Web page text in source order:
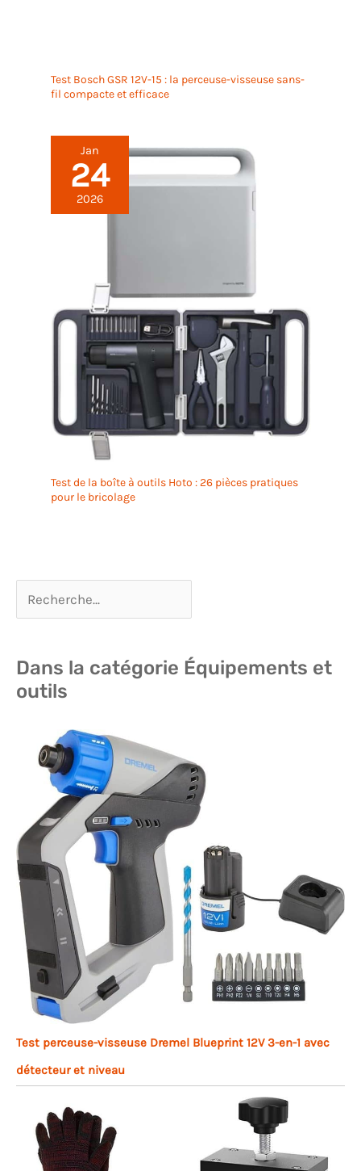
Test Bosch GSR 12V-15 : la perceuse-visseuse sans-
fil compacte et efficace
Jan
24
2026
Test de la boîte à outils Hoto : 26 pièces pratiques
pour le bricolage
Dans la catégorie Équipements et
outils
Test perceuse-visseuse Dremel Blueprint 12V 3-en-1 avec
détecteur et niveau